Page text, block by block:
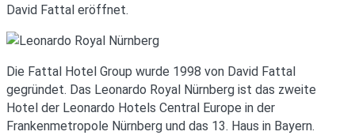
David Fattal eröffnet.
Die Fattal Hotel Group wurde 1998 von David Fattal
gegründet. Das Leonardo Royal Nürnberg ist das zweite
Hotel der Leonardo Hotels Central Europe in der
Frankenmetropole Nürnberg und das 13. Haus in Bayern.